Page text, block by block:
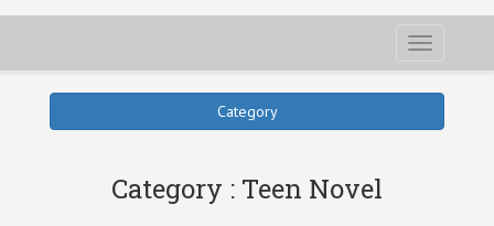
Toggle
Category
Category : Teen Novel